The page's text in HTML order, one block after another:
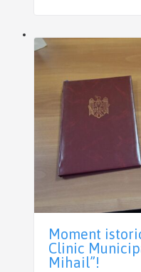
Moment
Clinic
Mihail”!